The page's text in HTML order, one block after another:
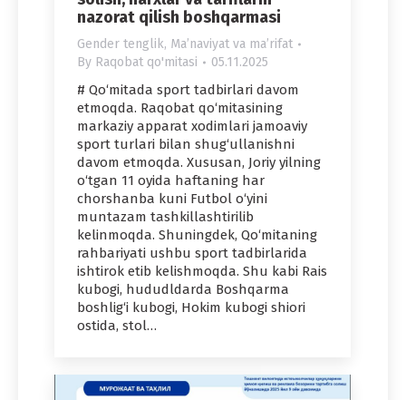
nazorat qilish boshqarmasi
Gender tenglik, Maʼnaviyat va maʼrifat
By Raqobat qo'mitasi 05.11.2025
# Qo‘mitada sport tadbirlari davom
etmoqda. Raqobat qo‘mitasining
markaziy apparat xodimlari jamoaviy
sport turlari bilan shug‘ullanishni
davom etmoqda. Xususan, Joriy yilning
o‘tgan 11 oyida haftaning har
chorshanba kuni Futbol o‘yini
muntazam tashkillashtirilib
kelinmoqda. Shuningdek, Qo‘mitaning
rahbariyati ushbu sport tadbirlarida
ishtirok etib kelishmoqda. Shu kabi Rais
kubogi, hududldarda Boshqarma
boshlig‘i kubogi, Hokim kubogi shiori
ostida, stol…